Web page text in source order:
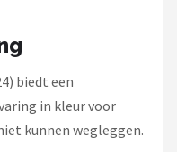
biedt een
in kleur voor
kunnen wegleggen.